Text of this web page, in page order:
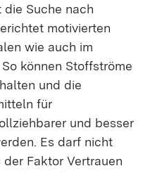
Suche nach
motivierten
wie auch im
können Stoffströme
und die
für
und besser
Es darf nicht
Faktor Vertrauen